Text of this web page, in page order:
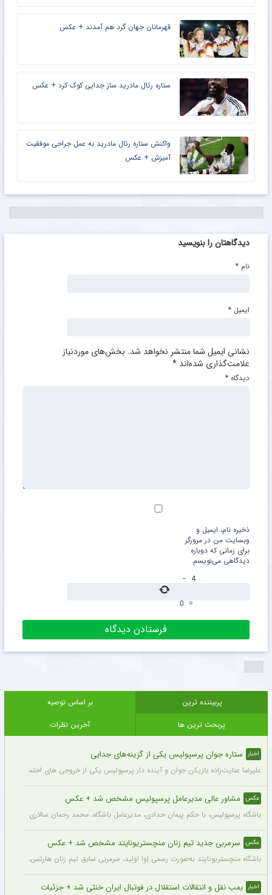
قهرمانان جهان گرد هم آمدند + عکس
ستاره رئال مادرید ساز جدایی کوک کرد + عکس
واکنش ستاره رئال مادرید به عمل جراحی موفقیت
آمیزش + عکس
دیدگاهتان را بنویسید
نشانی ایمیل شما منتشر نخواهد شد. بخش‌های موردنیاز
علامت‌گذاری شده‌اند *
دیدگاه *
نام *
ایمیل *
ذخیره نام، ایمیل و
وبسایت من در مرورگر
برای زمانی که دوباره
دیدگاهی می‌نویسم.
4
−
=
0
پربیننده ترین
بر اساس توصیه
پربحث ترین ها
آخرین نظرات
اخبار ستاره جوان پرسپولیس یکی از گزینه‌های جدایی
علیرضا عنایت‌زاده بازیکن جوان و آینده دار پرسپولیس یکی از خروجی های احتمالی
عکس مشاور عالی مدیرعامل پرسپولیس مشخص شد + عکس
باشگاه پرسپولیس، با حکم پیمان حدادی، مدیرعامل باشگاه، محمد رحمان سالاری به
عکس سرمربی جدید تیم زنان منچستریونایتد مشخص شد + عکس
باشگاه منچستریونایتد به‌صورت رسمی اِوا اولید، سرمربی سابق تیم زنان هارتس، را
اخبار بمب نقل و انتقالات استقلال در فوتبال ایران خنثی شد + جزئیات